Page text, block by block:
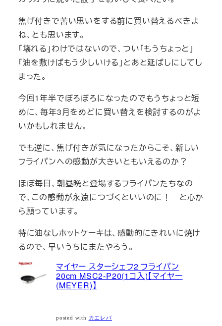
焦げ付きで苦い思いをする前に買い替えるべきよ
ね、とも思います。
「壊れる」わけではないので、つい「もうちょっと」
「油を敷けばもう少しいける」とあと延ばしにしてし
まった。
今回1年半でぼろぼろになったのでもうちょっと短
めに、毎年3月をめどに買い替えを検討するのがよ
いかもしれません。
でも逆に、焦げ付きが気になったからこそ、新しい
フライパンへの感動が大きいともいえるのか？
ほぼ毎日、朝昼晩と登場するフライパンたちなの
で、この感動が永遠につづくといいのに！ と心か
ら願っています。
特に油なしホットケーキは、感動的にきれいに焼け
るので、早いうちにまたやろう。
マイヤー スターシェフ2 フライパン
20cm MSC2-P20(1コ入)【マイヤー
(MEYER)】
posted with カエレバ